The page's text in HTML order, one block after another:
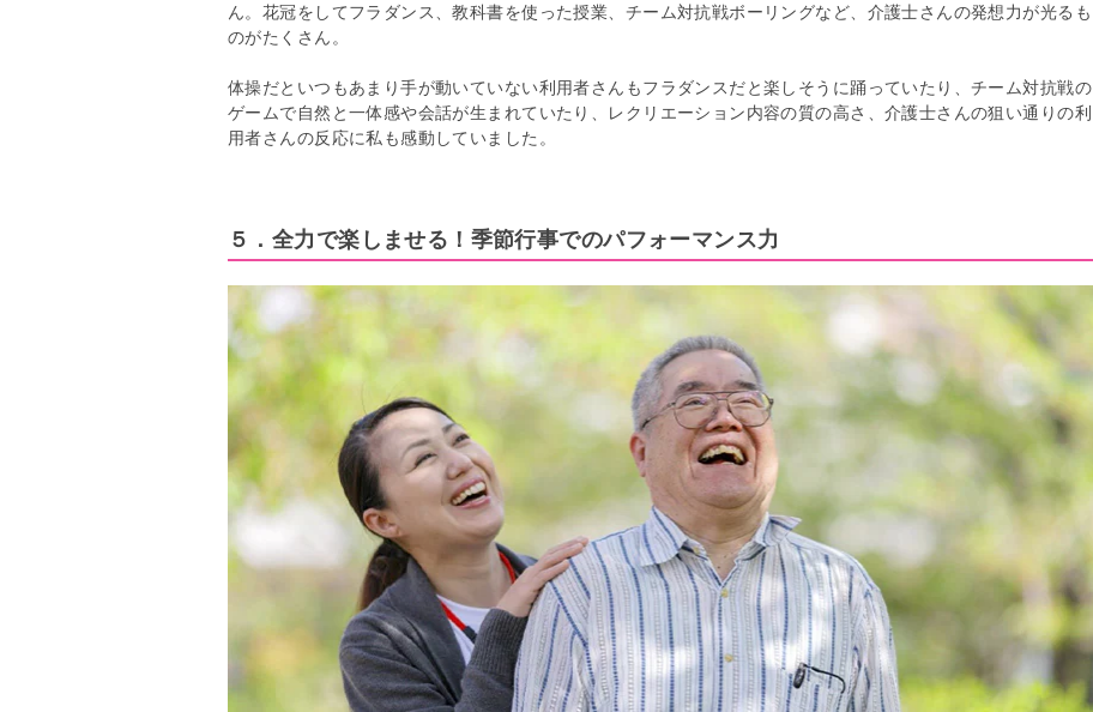
ん。花冠をしてフラダンス、教科書を使った授業、チーム対抗戦ボーリングなど、介護士さんの発想力が光るも
のがたくさん。
体操だといつもあまり手が動いていない利用者さんもフラダンスだと楽しそうに踊っていたり、チーム対抗戦の
ゲームで自然と一体感や会話が生まれていたり、レクリエーション内容の質の高さ、介護士さんの狙い通りの利
用者さんの反応に私も感動していました。
５．全力で楽しませる！季節行事でのパフォーマンス力